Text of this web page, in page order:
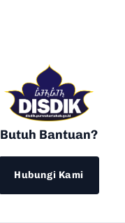
Butuh Bantuan?
Hubungi Kami